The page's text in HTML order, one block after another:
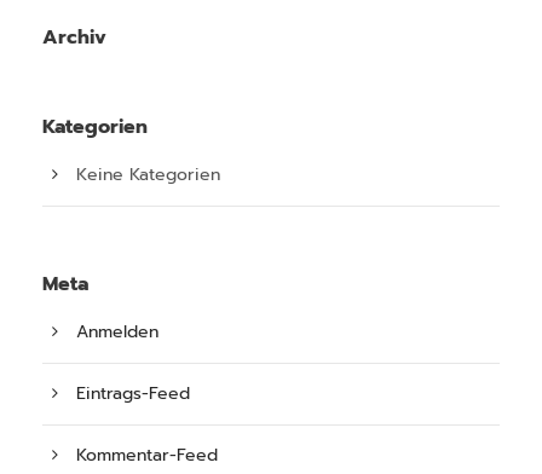
Archiv
Kategorien
Keine Kategorien
Meta
Anmelden
Eintrags-Feed
Kommentar-Feed